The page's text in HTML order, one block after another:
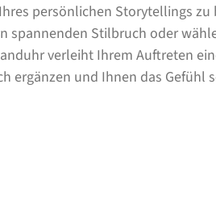
persönlichen Storytellings
spannenden Stilbruch oder
verleiht Ihrem Auftreten
ergänzen und Ihnen das